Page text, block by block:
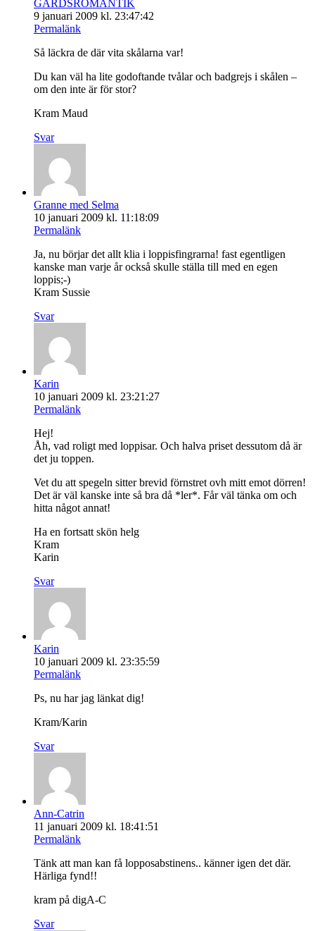
GÅRDSROMANTIK
9 januari 2009 kl. 23:47:42
Permalänk
Så läckra de där vita skålarna var!
Du kan väl ha lite godoftande tvålar och badgrejs i skålen –
om den inte är för stor?
Kram Maud
Svar
Granne med Selma
10 januari 2009 kl. 11:18:09
Permalänk
Ja, nu börjar det allt klia i loppisfingrarna! fast egentligen
kanske man varje år också skulle ställa till med en egen
loppis;-)
Kram Sussie
Svar
Karin
10 januari 2009 kl. 23:21:27
Permalänk
Hej!
Åh, vad roligt med loppisar. Och halva priset dessutom då är
det ju toppen.
Vet du att spegeln sitter brevid förnstret ovh mitt emot dörren!
Det är väl kanske inte så bra då *ler*. Får väl tänka om och
hitta något annat!
Ha en fortsatt skön helg
Kram
Karin
Svar
Karin
10 januari 2009 kl. 23:35:59
Permalänk
Ps, nu har jag länkat dig!
Kram/Karin
Svar
Ann-Catrin
11 januari 2009 kl. 18:41:51
Permalänk
Tänk att man kan få lopposabstinens.. känner igen det där.
Härliga fynd!!
kram på digA-C
Svar